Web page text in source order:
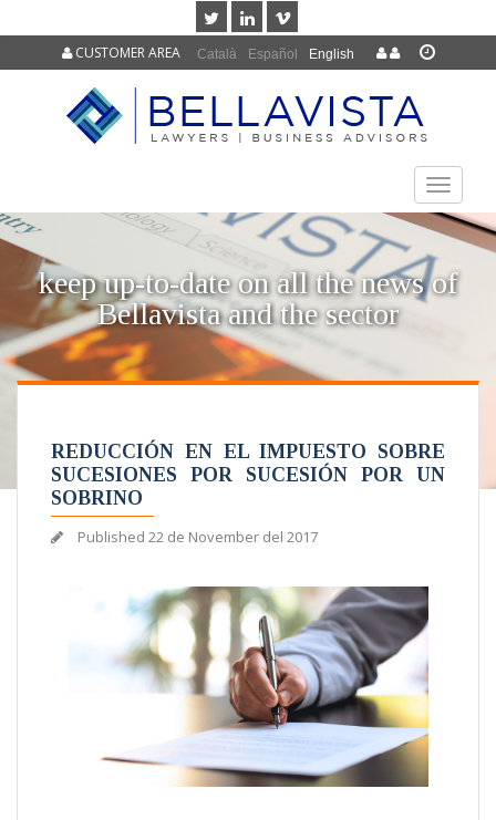
Català Español English
CUSTOMER AREA
TOGGLE
keep up-to-date on all the news of
Bellavista and the sector
REDUCCIÓN EN EL IMPUESTO SOBRE
SUCESIONES POR SUCESIÓN POR UN
SOBRINO
Published 22 de November del 2017